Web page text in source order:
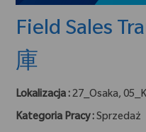
Field Sales
庫
Lokalizacja : 27_Osaka,
Kategoria Pracy :Sprzedaż